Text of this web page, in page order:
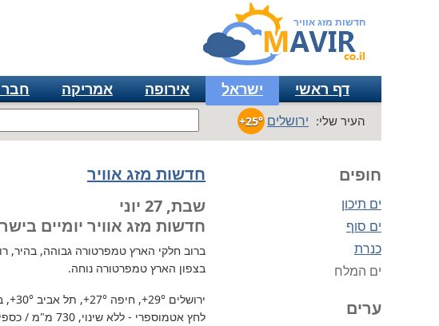
חדשות מזג אוויר
דף ראשי ישראל אירופה אמריקה חבר
העיר שלי: ירושלים +25°
חופים
ים תיכון
ים סוף
כנרת
ים המלח
ערים
חדשות מזג אוויר
שבת, 27 יוני
חדשות מזג אוויר יומיים
ברוב חלקי הארץ טמפרטורה גבוהה, בהיר, רוח
בצפון הארץ טמפרטורה נוחה.
ירושלים +29°, חיפה +27°, תל אביב +30°
,
לחץ אטמוספרי - ללא שינוי, 730 מ"מ / כספית עמ '